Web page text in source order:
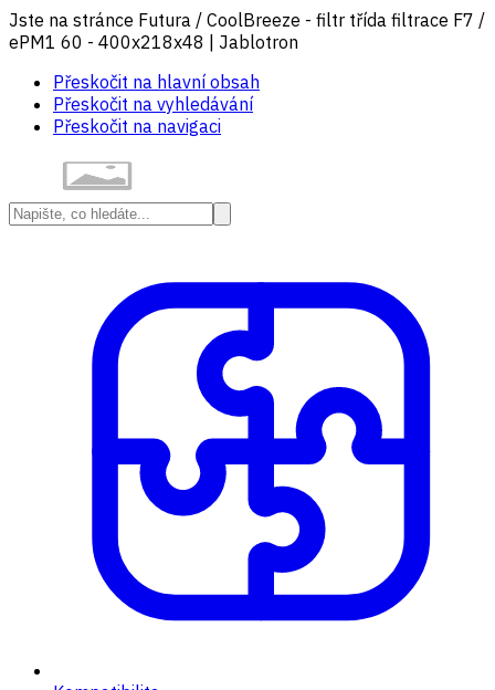
Jste na stránce Futura / CoolBreeze - filtr třída filtrace F7 /
ePM1 60 - 400x218x48 | Jablotron
Přeskočit na hlavní obsah
Přeskočit na vyhledávání
Přeskočit na navigaci